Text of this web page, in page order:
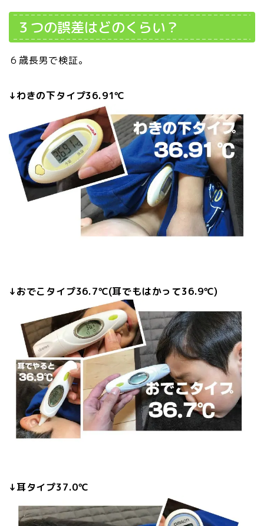
３つの誤差はどのくらい？
６歳長男で検証。
↓わきの下タイプ36.91℃
↓おでこタイプ36.7℃(耳でもはかって36.9℃)
↓耳タイプ37.0℃